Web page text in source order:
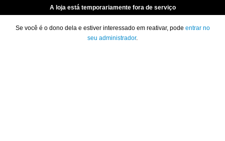
A loja está temporariamente fora de serviço
Se você é o dono dela e estiver interessado em reativar, pode entrar no
seu administrador.